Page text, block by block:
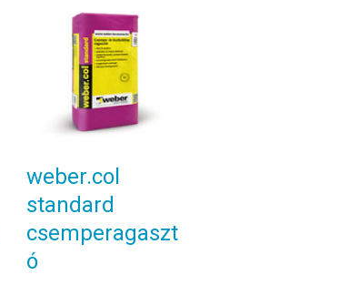
weber.col
standard
csemperagaszt
ó